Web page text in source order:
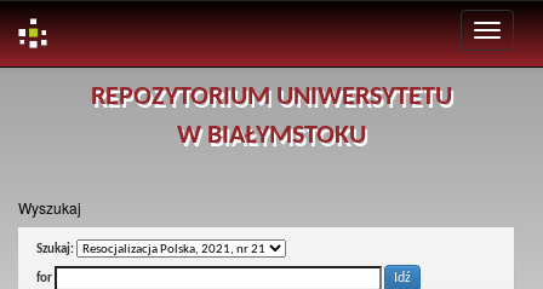
REPOZYTORIUM UNIWERSYTETU
W BIAŁYMSTOKU
Wyszukaj
Szukaj:
for